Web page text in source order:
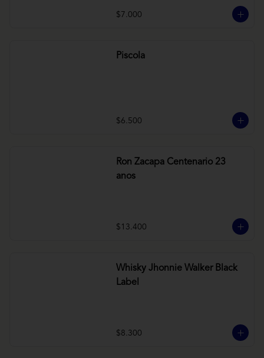
$7.000
Piscola
$6.500
Ron Zacapa Centenario 23
anos
$13.400
Whisky Jhonnie Walker Black
Label
$8.300